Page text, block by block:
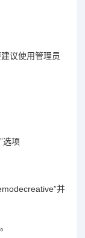
议使用管理员
选项
并